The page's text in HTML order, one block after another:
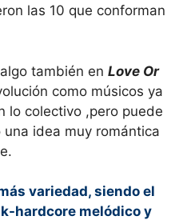
las 10 que conforman
también en Love Or
como músicos ya
lo colectivo ,pero puede
idea muy romántica
variedad, siendo el
hardcore melódico y